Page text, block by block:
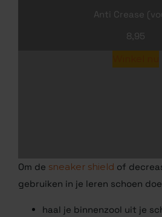
Anti Crease
8,95
Om de sneaker shield of
gebruiken in je leren schoen
haal je binnenzool uit je